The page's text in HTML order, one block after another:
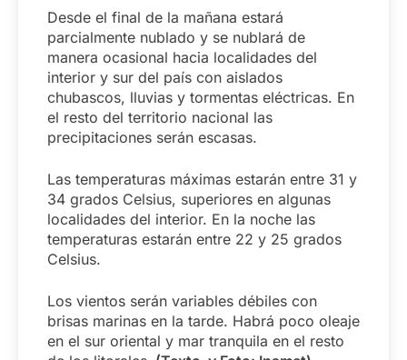
Desde el final de la mañana estará
parcialmente nublado y se nublará de
manera ocasional hacia localidades del
interior y sur del país con aislados
chubascos, lluvias y tormentas eléctricas. En
el resto del territorio nacional las
precipitaciones serán escasas.
Las temperaturas máximas estarán entre 31 y
34 grados Celsius, superiores en algunas
localidades del interior. En la noche las
temperaturas estarán entre 22 y 25 grados
Celsius.
Los vientos serán variables débiles con
brisas marinas en la tarde. Habrá poco oleaje
en el sur oriental y mar tranquila en el resto